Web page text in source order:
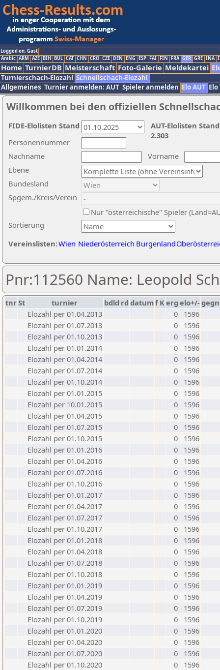
Logged on: Gast
Arabic ARM AZE BIH BUL CAT CHN CRO CZE DEN ENG ESP FAI FIN FRA GER GRE INA
Home TurnierDB Meisterschaft Foto-Galerie Meldekartei
Turnierschach-Elozahl Schnellschach-Elozahl
Allgemeines Turnier anmelden: AUT Spieler anmelden Elo AUT
Willkommen bei den offiziellen
Nachname
Vorname
Ebene
Sortierung
Personennummer
Bundesland
Spgem./Kreis/Verein
Nur "österreichische" Spieler
Vereinslisten:Wien Niederösterreich Burgenland
AUT-Elolisten
2.303
FIDE-Elolisten Stand
Pnr:112560 Name: Leopold
tnrSt turnier bdld rd datumf Kerg elo+/-
Elozahl per 01.04.2013
0
1596
Elozahl per 01.07.2013
0
1596
Elozahl per 01.10.2013
0
1596
Elozahl per 01.01.2014
0
1596
Elozahl per 01.04.2014
0
1596
Elozahl per 01.07.2014
0
1596
Elozahl per 01.10.2014
0
1596
Elozahl per 01.01.2015
0
1596
Elozahl per 10.01.2015
0
1596
Elozahl per 01.04.2015
0
1596
Elozahl per 01.07.2015
0
1596
Elozahl per 01.10.2015
0
1596
Elozahl per 01.01.2016
0
1596
Elozahl per 01.04.2016
0
1596
Elozahl per 01.07.2016
0
1596
Elozahl per 01.10.2016
0
1596
Elozahl per 01.01.2017
0
1596
Elozahl per 01.04.2017
0
1596
Elozahl per 01.07.2017
0
1596
Elozahl per 01.10.2017
0
1596
Elozahl per 01.01.2018
0
1596
Elozahl per 01.04.2018
0
1596
Elozahl per 01.07.2018
0
1596
Elozahl per 01.10.2018
0
1596
Elozahl per 01.01.2019
0
1596
Elozahl per 01.04.2019
0
1596
Elozahl per 01.07.2019
0
1596
Elozahl per 01.10.2019
0
1596
Elozahl per 01.01.2020
0
1596
Elozahl per 01.04.2020
0
1596
Elozahl per 01.07.2020
0
1596
Elozahl per 01.10.2020
0
1596